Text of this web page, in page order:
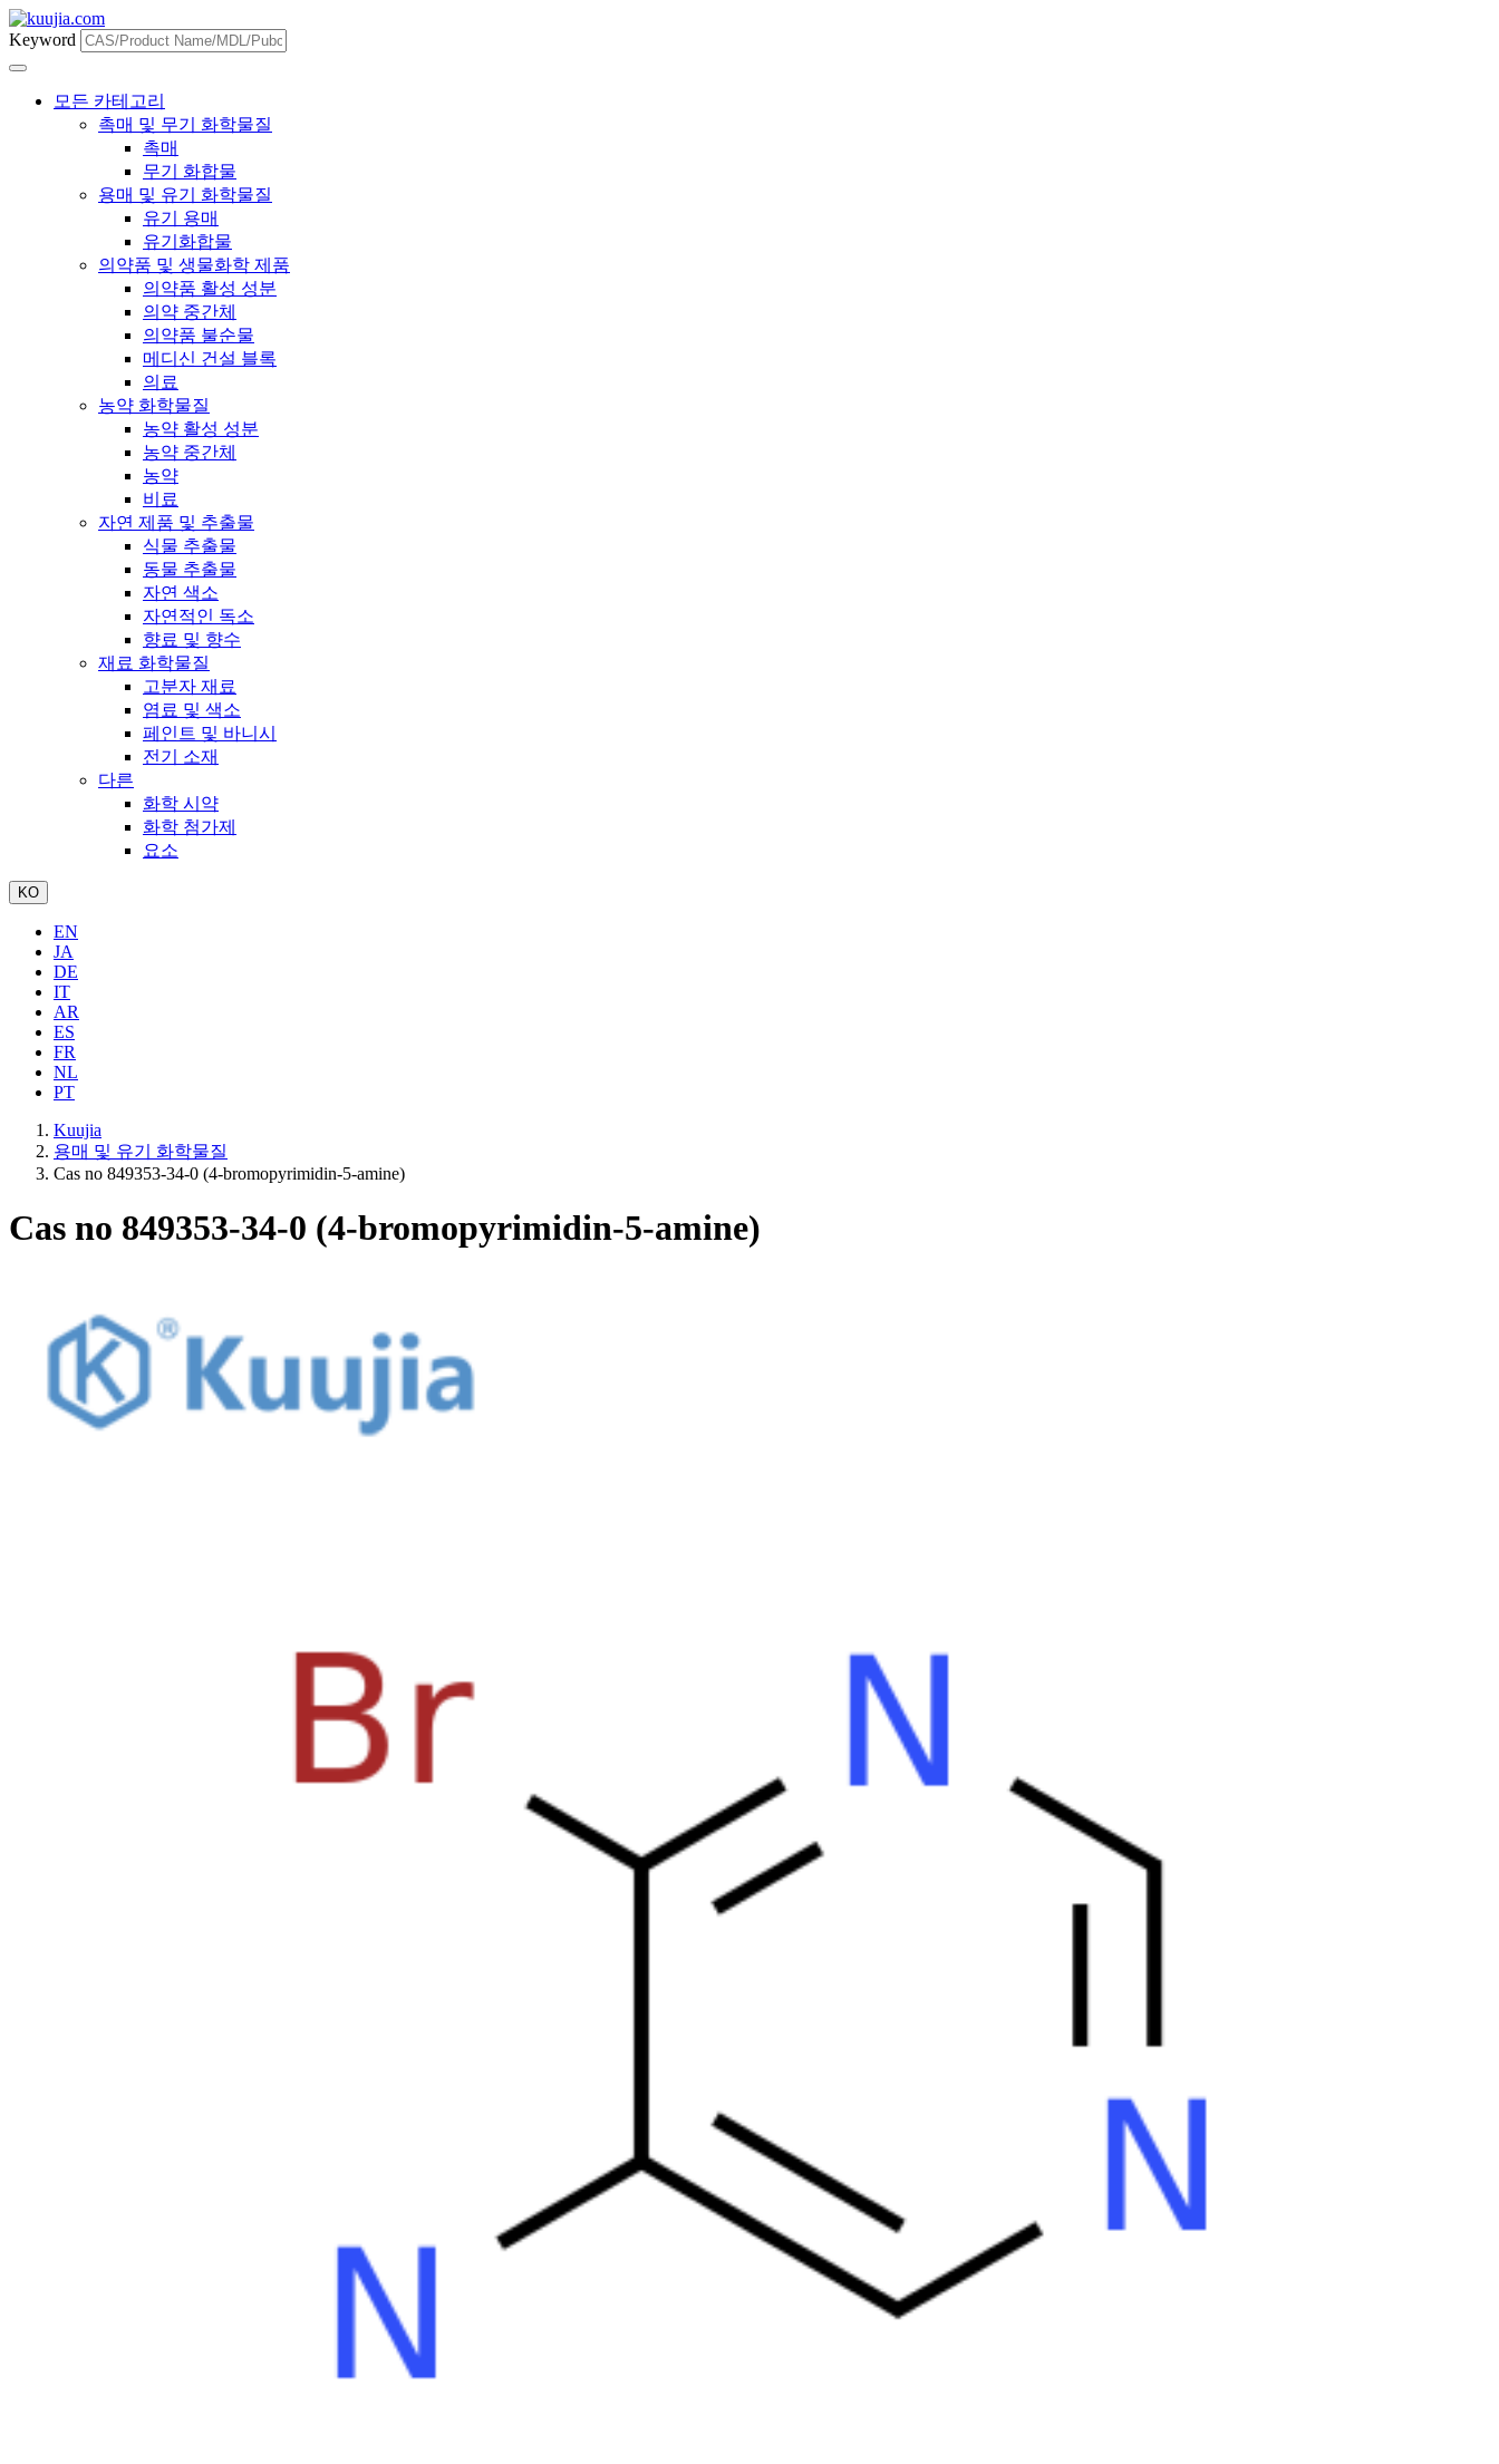
Keyword
모든 카테고리
촉매 및 무기 화학물질
촉매
무기 화합물
용매 및 유기 화학물질
유기 용매
유기화합물
의약품 및 생물화학 제품
의약품 활성 성분
의약 중간체
의약품 불순물
메디신 건설 블록
의료
농약 화학물질
농약 활성 성분
농약 중간체
농약
비료
자연 제품 및 추출물
식물 추출물
동물 추출물
자연 색소
자연적인 독소
향료 및 향수
재료 화학물질
고분자 재료
염료 및 색소
페인트 및 바니시
전기 소재
다른
화학 시약
화학 첨가제
요소
KO
EN
JA
DE
IT
AR
ES
FR
NL
PT
Kuujia
용매 및 유기 화학물질
Cas no 849353-34-0 (4-bromopyrimidin-5-amine)
Cas no 849353-34-0 (4-bromopyrimidin-5-amine)